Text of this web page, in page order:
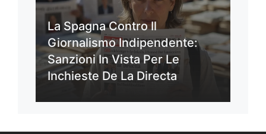
La Spagna Contro Il
Giornalismo Indipendente:
Sanzioni In Vista Per Le
Inchieste De La Directa